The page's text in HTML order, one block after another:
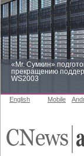
«Mr. Сумкин»
прекращению
WS2003
English Mobile